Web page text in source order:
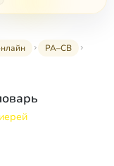
РА–СВ